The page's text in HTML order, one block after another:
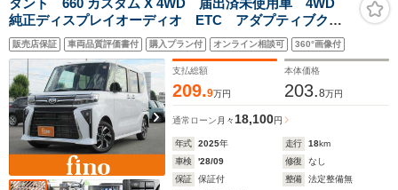
タント 660 カスタム X 4WD 届出済未使用車 4WD
純正ディスプレイオーディオ ETC アダプティブクル
ーズコントロール 両側電動スライドドア シートヒー
ター スマートキー バックカメラ LEDライト サン
シェード 純正アルミホイール
販売店保証 車両品質評価書付 購入プラン付 オンライン相談可 360°画像付
支払総額
209.9万円
本体価格
203.8万円
通常ローン 月々18,100円
年式 2025年 走行 18km
車検
'28/09 修復
なし
保証
保証付 整備
法定整備無